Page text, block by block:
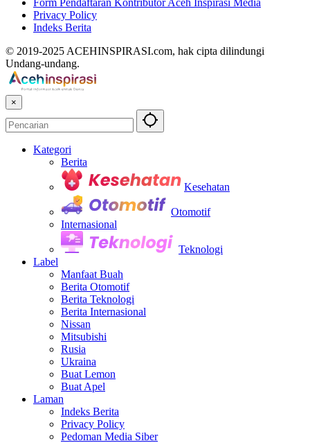
Privacy Policy
Indeks Berita
© 2019-2025 ACEHINSPIRASI.com, hak cipta dilindungi
Undang-undang.
×
Kategori
Berita
Kesehatan
Otomotif
Internasional
Teknologi
Label
Manfaat Buah
Berita Otomotif
Berita Teknologi
Berita Internasional
Nissan
Mitsubishi
Rusia
Ukraina
Buat Lemon
Buat Apel
Laman
Indeks Berita
Privacy Policy
Pedoman Media Siber